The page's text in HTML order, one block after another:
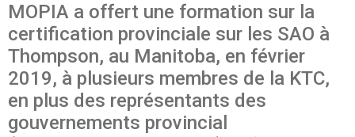
MOPIA a offert une formation sur la
certification provinciale sur les SAO à
Thompson, au Manitoba, en février
2019, à plusieurs membres de la KTC,
en plus des représentants des
gouvernements provincial